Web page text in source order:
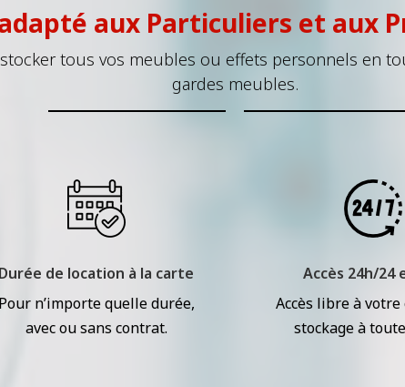
aux Particuliers et aux
tous vos meubles ou effets personnels en
gardes meubles.
Durée de location à la carte
Pour n’importe quelle durée,
avec ou sans contrat.
Accès 24h/24
Accès libre à votre
stockage à